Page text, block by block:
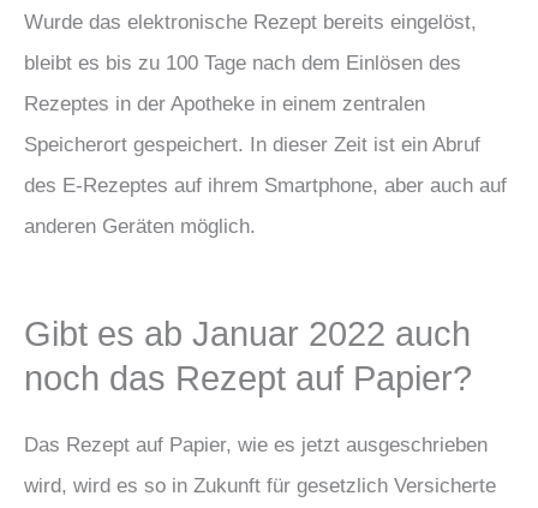
Wurde das elektronische Rezept bereits eingelöst,
bleibt es bis zu 100 Tage nach dem Einlösen des
Rezeptes in der Apotheke in einem zentralen
Speicherort gespeichert. In dieser Zeit ist ein Abruf
des E-Rezeptes auf ihrem Smartphone, aber auch auf
anderen Geräten möglich.
Gibt es ab Januar 2022 auch
noch das Rezept auf Papier?
Das Rezept auf Papier, wie es jetzt ausgeschrieben
wird, wird es so in Zukunft für gesetzlich Versicherte